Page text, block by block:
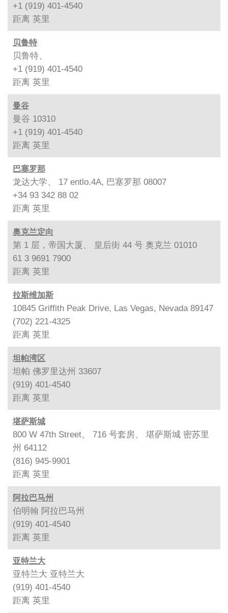
+1 (919) 401-4540
距离 英里
贝鲁特
贝鲁特、
+1 (919) 401-4540
距离 英里
曼谷
曼谷 10310
+1 (919) 401-4540
距离 英里
巴塞罗那
龙达大学、 17 entlo.4A, 巴塞罗那 08007
+34 93 342 88 02
距离 英里
奥克兰定向
第 1 层，帝国大厦、 皇后街 44 号 奥克兰 01010
61 3 9691 7900
距离 英里
拉斯维加斯
10845 Griffith Peak Drive, Las Vegas, Nevada 89147
(702) 221-4325
距离 英里
坦帕湾区
坦帕 佛罗里达州 33607
(919) 401-4540
距离 英里
堪萨斯城
800 W 47th Street、 716 号套房、 堪萨斯城 密苏里
州 64112
(816) 945-9901
距离 英里
阿拉巴马州
伯明翰 阿拉巴马州
(919) 401-4540
距离 英里
亚特兰大
亚特兰大 亚特兰大
(919) 401-4540
距离 英里